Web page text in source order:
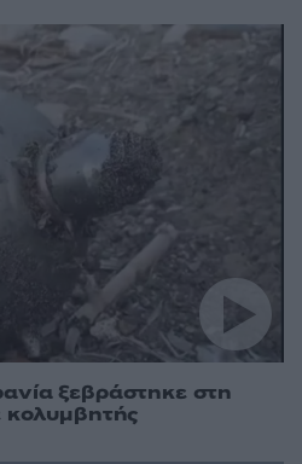
ξεβράστηκε στη
κολυμβητής